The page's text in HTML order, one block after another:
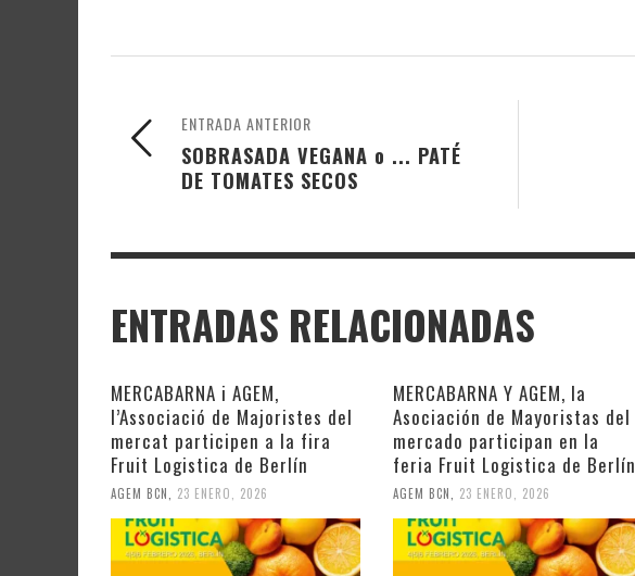
ENTRADA ANTERIOR
SOBRASADA VEGANA o ... PATÉ
DE TOMATES SECOS
ENTRADAS RELACIONADAS
MERCABARNA i AGEM,
l’Associació de Majoristes del
mercat participen a la fira
Fruit Logistica de Berlín
AGEM BCN, 23 ENERO, 2026
MERCABARNA Y AGEM, la
Asociación de Mayoristas del
mercado participan en la
feria Fruit Logistica de Berlín
AGEM BCN, 23 ENERO, 2026